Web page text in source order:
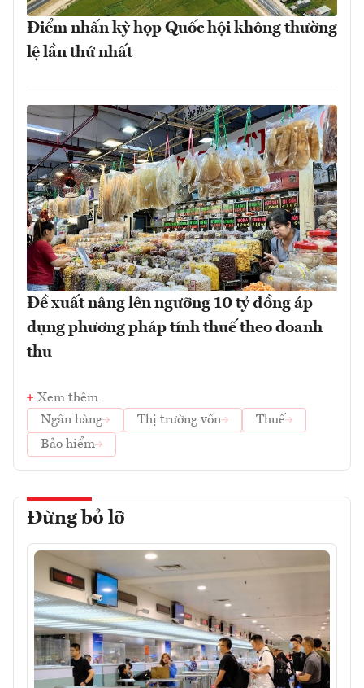
Điểm nhấn kỳ họp Quốc hội không thường
lệ lần thứ nhất
Đề xuất nâng lên ngưỡng 10 tỷ đồng áp
dụng phương pháp tính thuế theo doanh
thu
Xem thêm
Ngân hàng
Thị trường vốn
Thuế
Bảo hiểm
Đừng bỏ lỡ